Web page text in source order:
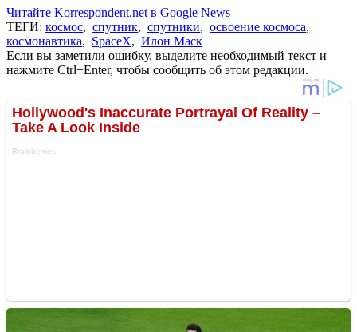
Читайте Korrespondent.net в Google News
ТЕГИ: космос, спутник, спутники, освоение космоса,
космонавтика, SpaceX, Илон Маск
Если вы заметили ошибку, выделите необходимый текст и
нажмите Ctrl+Enter, чтобы сообщить об этом редакции.